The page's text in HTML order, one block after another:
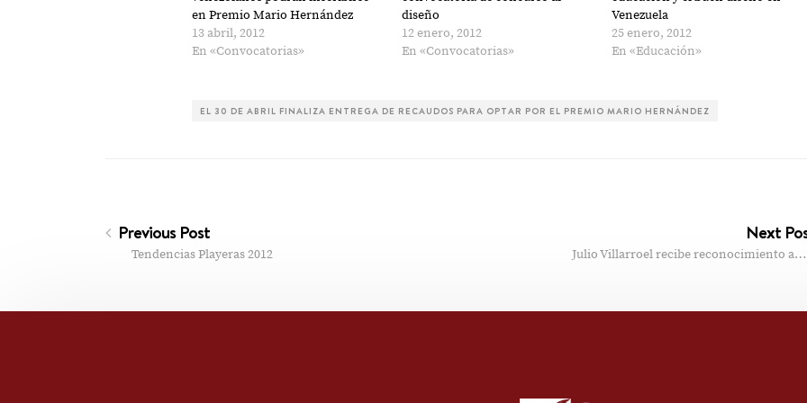
nueva) nueva)
en Premio Mario Hernández
13 abril, 2012
En «Convocatorias»
diseño
12 enero, 2012
En «Convocatorias»
Venezuela
25 enero, 2012
En «Educación»
EL 30 DE ABRIL FINALIZA ENTREGA DE RECAUDOS PARA OPTAR POR EL PREMIO MARIO HERNÁNDEZ
Previous Post
Tendencias Playeras 2012
Next
Julio Villarroel recibe reconocimiento a…